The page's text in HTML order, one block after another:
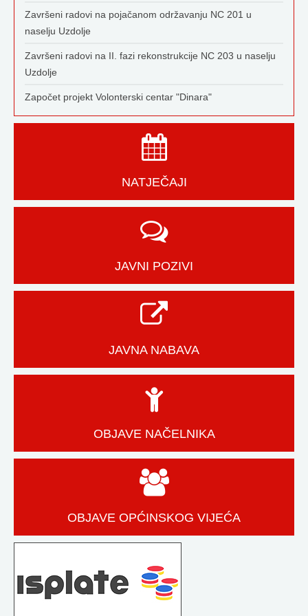
Završeni radovi na pojačanom održavanju NC 201 u
naselju Uzdolje
Završeni radovi na II. fazi rekonstrukcije NC 203 u naselju
Uzdolje
Započet projekt Volonterski centar "Dinara"
NATJEČAJI
JAVNI POZIVI
JAVNA NABAVA
OBJAVE NAČELNIKA
OBJAVE OPĆINSKOG VIJEĆA